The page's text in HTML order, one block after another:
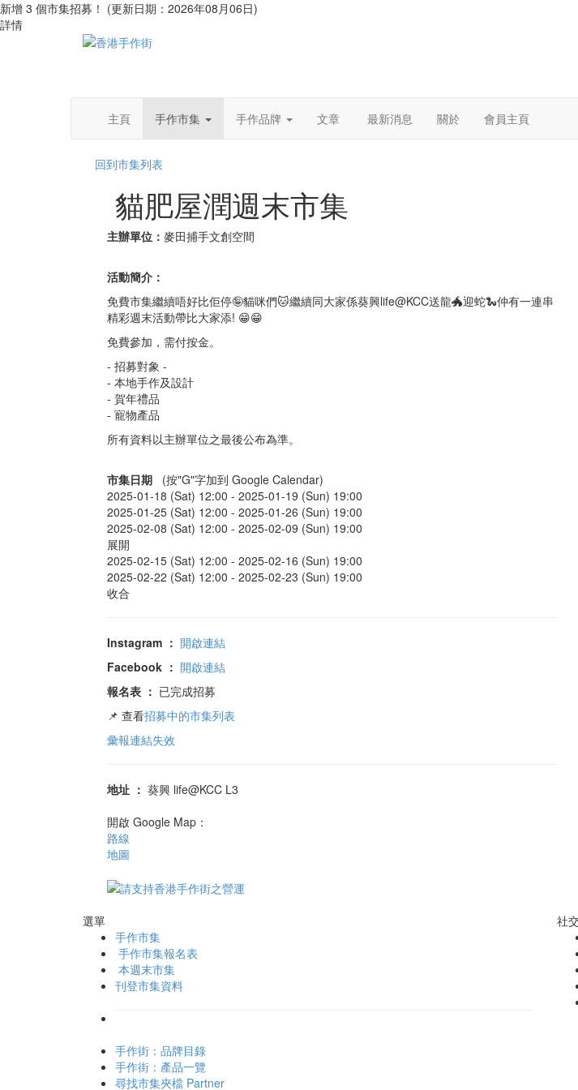
新增 3 個市集招募！ (更新日期：2026年08月06日)
詳情
主頁
手作市集 手作品牌 文章 最新消息 關於 會員主頁
回到市集列表
貓肥屋潤週末市集
主辦單位： 麥田捕手文創空間
活動簡介：
免費市集繼續唔好比佢停🤪貓咪們🐱繼續同大家係葵興life@KCC送龍🐲迎蛇🐍仲有一連串
精彩週末活動帶比大家添! 😁😁
免費參加，需付按金。
- 招募對象 -
- 本地手作及設計
- 賀年禮品
- 寵物產品
所有資料以主辦單位之最後公布為準。
市集日期
(按"G"字加到 Google Calendar)
2025-01-18 (Sat) 12:00 - 2025-01-19 (Sun) 19:00
2025-01-25 (Sat) 12:00 - 2025-01-26 (Sun) 19:00
2025-02-08 (Sat) 12:00 - 2025-02-09 (Sun) 19:00
展開
2025-02-15 (Sat) 12:00 - 2025-02-16 (Sun) 19:00
2025-02-22 (Sat) 12:00 - 2025-02-23 (Sun) 19:00
收合
Instagram ： 開啟連結
Facebook ： 開啟連結
報名表 ： 已完成招募
📌 查看招募中的市集列表
彙報連結失效
地址 ： 葵興 life@KCC L3
開啟 Google Map：
路線
地圖
選單
手作市集
手作市集報名表
本週末市集
刊登市集資料
手作街：品牌目錄
手作街：產品一覽
尋找市集夾檔 Partner
社